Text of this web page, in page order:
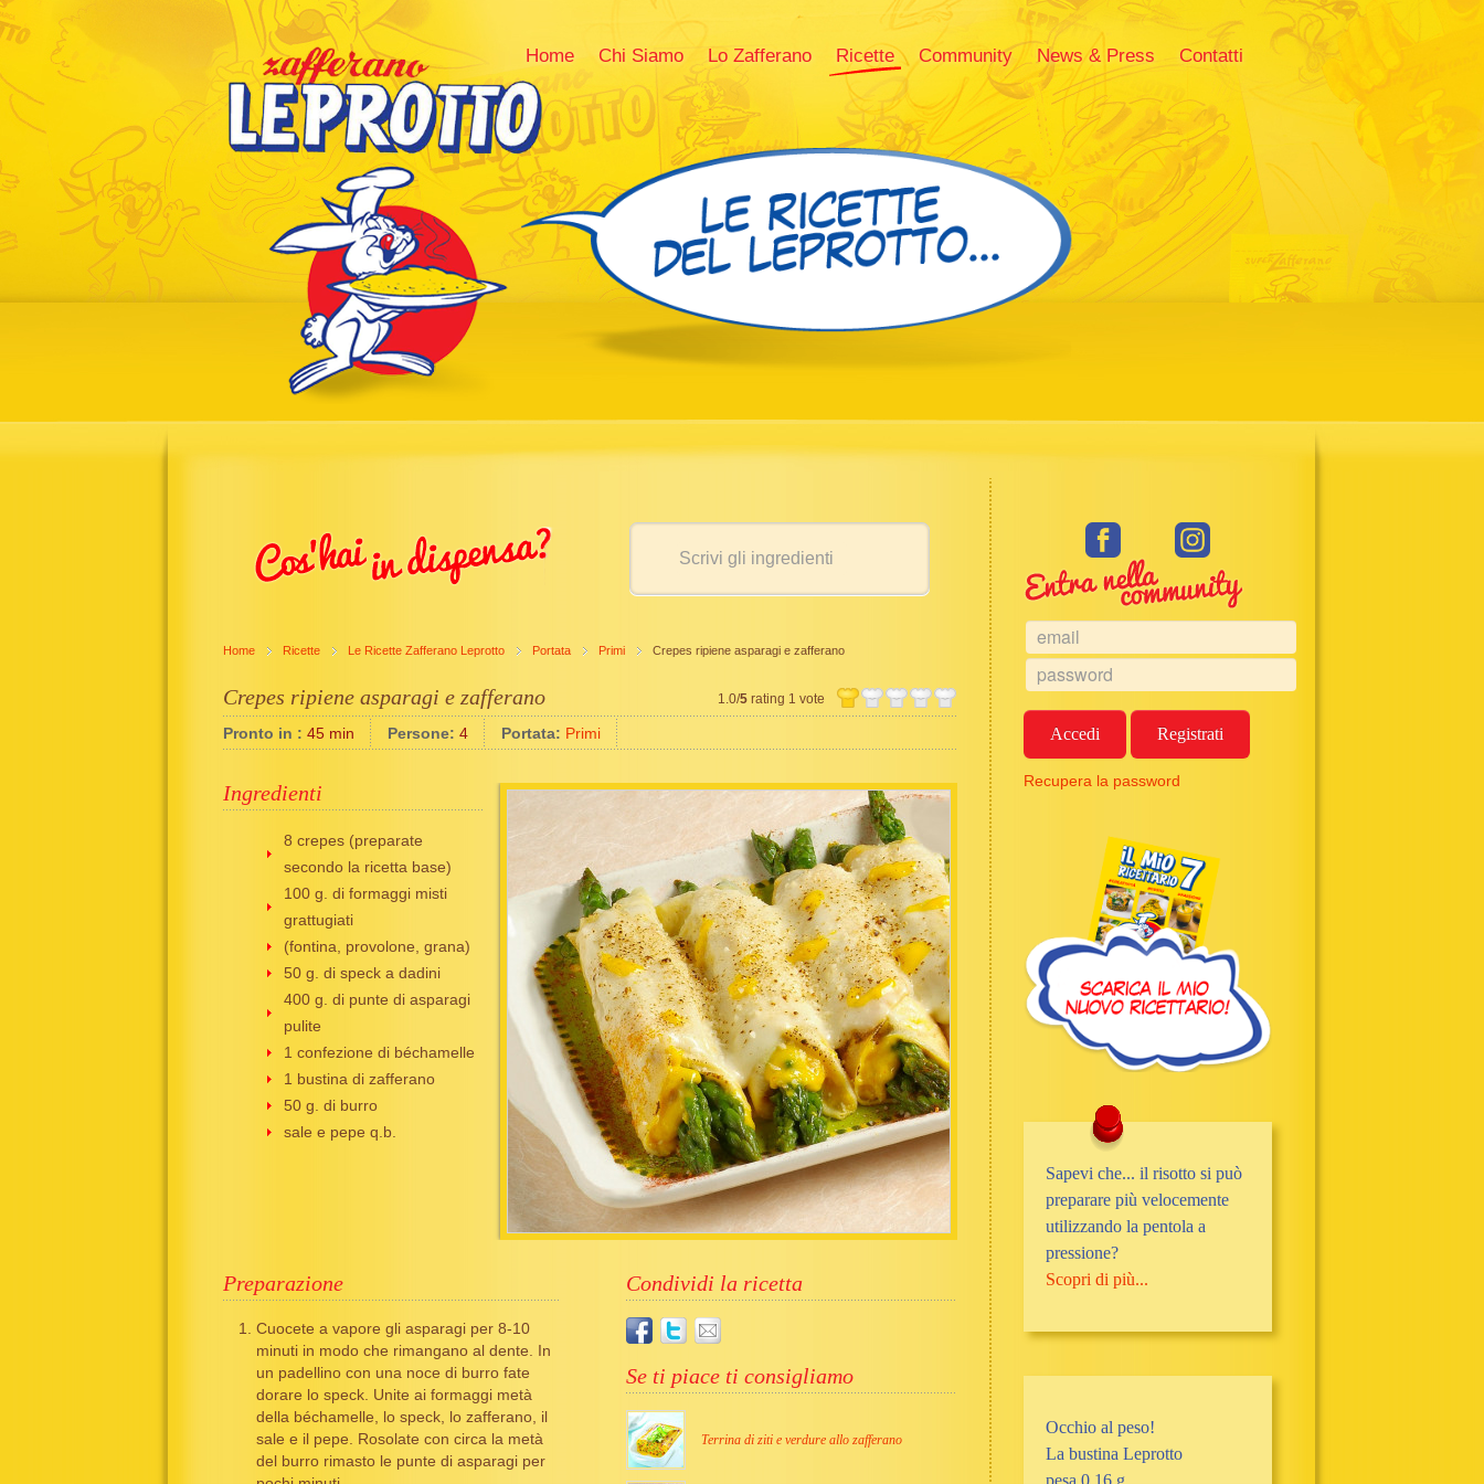
Home Chi Siamo Lo Zafferano Ricette Community News & Press Contatti
Home Ricette Le Ricette Zafferano Leprotto Portata Primi Crepes ripiene asparagi e zafferano
Crepes ripiene asparagi e zafferano 1.0/5 rating 1 vote
Pronto in : 45 min Persone: 4 Portata: Primi
Ingredienti
8 crepes (preparate
secondo la ricetta base)
100 g. di formaggi misti
grattugiati
(fontina, provolone, grana)
50 g. di speck a dadini
400 g. di punte di asparagi
pulite
1 confezione di béchamelle
1 bustina di zafferano
50 g. di burro
sale e pepe q.b.
Condividi la ricetta
Se ti piace ti consigliamo
Terrina di ziti e verdure allo zafferano
Preparazione
Cuocete a vapore gli asparagi per 8-10
minuti in modo che rimangano al dente. In
un padellino con una noce di burro fate
dorare lo speck. Unite ai formaggi metà
della béchamelle, lo speck, lo zafferano, il
sale e il pepe. Rosolate con circa la metà
del burro rimasto le punte di asparagi per
Accedi Registrati
Recupera la password
Sapevi che... il risotto si può
preparare più velocemente
utilizzando la pentola a
pressione?
Scopri di più...
Occhio al peso!
La bustina Leprotto
pesa 0,16 g